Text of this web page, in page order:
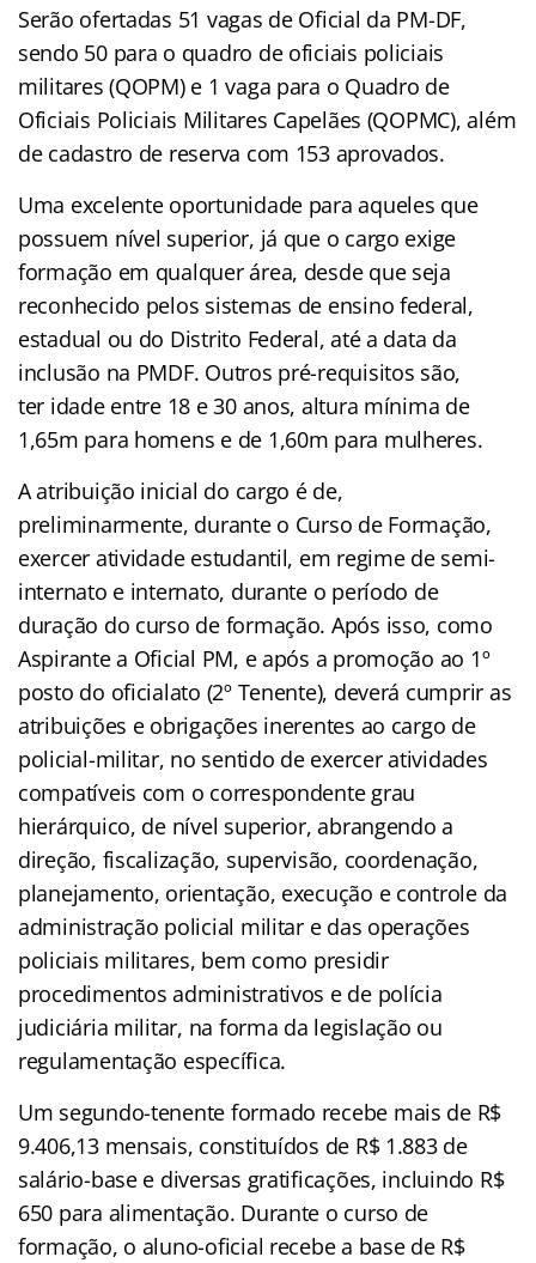
Serão ofertadas 51 vagas de Oficial da PM-DF,
sendo 50 para o quadro de oficiais policiais
militares (QOPM) e 1 vaga para o Quadro de
Oficiais Policiais Militares Capelães (QOPMC), além
de cadastro de reserva com 153 aprovados.
Uma excelente oportunidade para aqueles que
possuem nível superior, já que o cargo exige
formação em qualquer área, desde que seja
reconhecido pelos sistemas de ensino federal,
estadual ou do Distrito Federal, até a data da
inclusão na PMDF. Outros pré-requisitos são,
ter idade entre 18 e 30 anos, altura mínima de
1,65m para homens e de 1,60m para mulheres.
A atribuição inicial do cargo é de,
preliminarmente, durante o Curso de Formação,
exercer atividade estudantil, em regime de semi-
internato e internato, durante o período de
duração do curso de formação. Após isso, como
Aspirante a Oficial PM, e após a promoção ao 1º
posto do oficialato (2º Tenente), deverá cumprir as
atribuições e obrigações inerentes ao cargo de
policial-militar, no sentido de exercer atividades
compatíveis com o correspondente grau
hierárquico, de nível superior, abrangendo a
direção, fiscalização, supervisão, coordenação,
planejamento, orientação, execução e controle da
administração policial militar e das operações
policiais militares, bem como presidir
procedimentos administrativos e de polícia
judiciária militar, na forma da legislação ou
regulamentação específica.
Um segundo-tenente formado recebe mais de R$
9.406,13 mensais, constituídos de R$ 1.883 de
salário-base e diversas gratificações, incluindo R$
650 para alimentação. Durante o curso de
formação, o aluno-oficial recebe a base de R$